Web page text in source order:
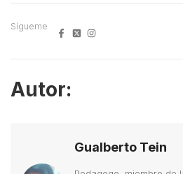
Sígueme
Autor:
Gualberto Tein